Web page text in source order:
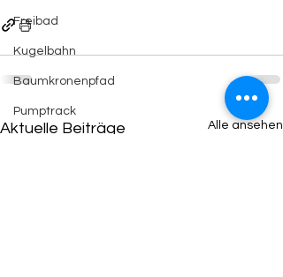
Freibad
Kugelbahn
Baumkronenpfad
Pumptrack
Aktuelle Beiträge Alle ansehen